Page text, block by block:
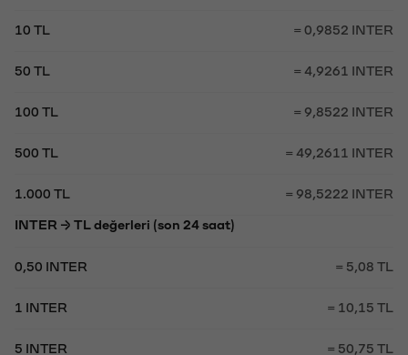
10 TL = 0,9852 INTER
50 TL = 4,9261 INTER
100 TL = 9,8522 INTER
500 TL = 49,2611 INTER
1.000 TL = 98,5222 INTER
INTER → TL değerleri (son 24 saat)
0,50 INTER = 5,08 TL
1 INTER = 10,15 TL
5 INTER = 50,75 TL